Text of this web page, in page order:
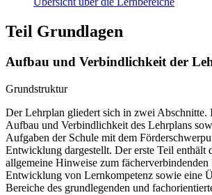
Teil Grundlagen
Aufbau und Verbindlichkeit der
Grundstruktur
Der Lehrplan gliedert sich in zwei Abschnitte.
Aufbau und Verbindlichkeit des Lehrplans
Aufgaben der Schule mit dem
Entwicklung dargestellt. Der erste Teil enthält
allgemeine Hinweise zum
Entwicklung von Lernkompetenz sowie eine
Bereiche des grundlegenden und